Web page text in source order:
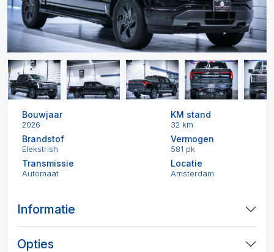
Bouwjaar
2026
KM stand
32 km
Brandstof
Elekstrish
Vermogen
581 pk
Transmissie
Automaat
Locatie
Amsterdam
Informatie
Opties